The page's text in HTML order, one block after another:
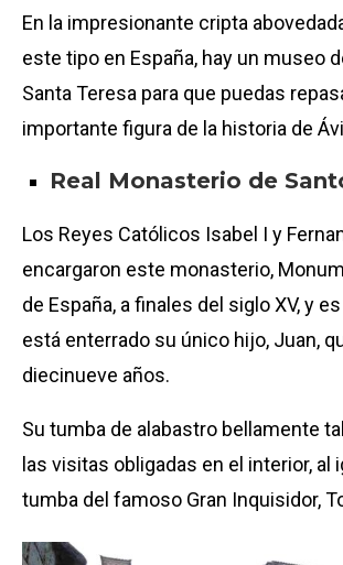
En la impresionante cripta
este tipo en España, hay un museo
Santa Teresa para que puedas
importante figura de la historia de
Real Monasterio de
Los Reyes Católicos Isabel I y
encargaron este monasterio,
de España, a finales del siglo XV, y
está enterrado su único hijo, Juan,
diecinueve años.
Su tumba de alabastro bellamente
las visitas obligadas en el interior, al
tumba del famoso Gran Inquisidor,